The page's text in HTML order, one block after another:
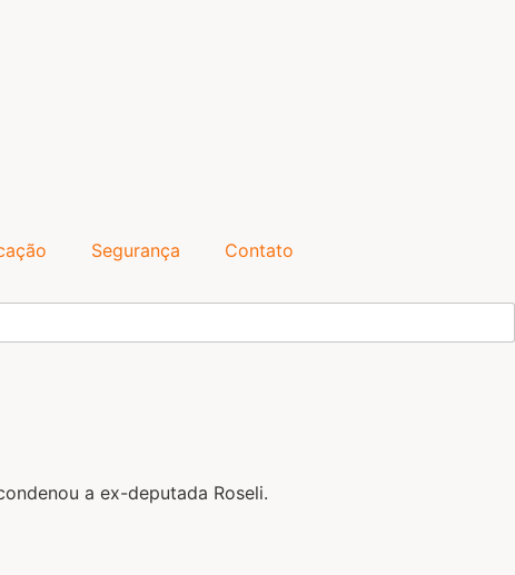
Segurança Contato
a ex-deputada Roseli.